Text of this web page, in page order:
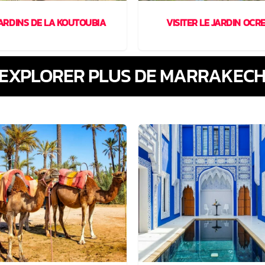
DE LA KOUTOUBIA VISITER LE JARDIN OCRE
PLUS DE MARRAKECH